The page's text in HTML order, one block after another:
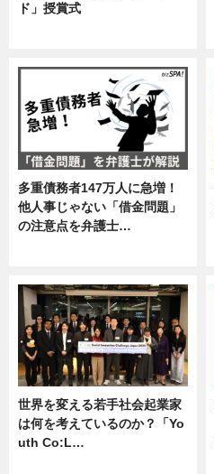
ド」授賞式
多重債務者147万人に急増！
他人事じゃない「借金問題」
の注意点を弁護士…
世界を変える若手社会起業家
は何を考えているのか？「Yo
uth Co:L…